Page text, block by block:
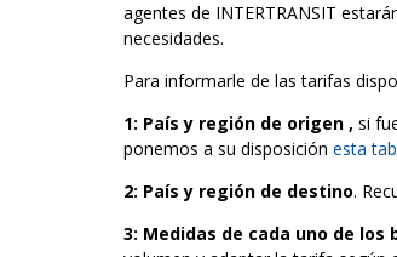
agentes de INTERTRANSIT
necesidades.
Para informarle de las tarifas
1: País y región de origen , si
ponemos a su disposición esta
2: País y región de destino.
3: Medidas de cada uno de los